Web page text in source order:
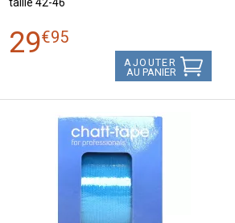
29€95
AJOUTER
AU PANIER